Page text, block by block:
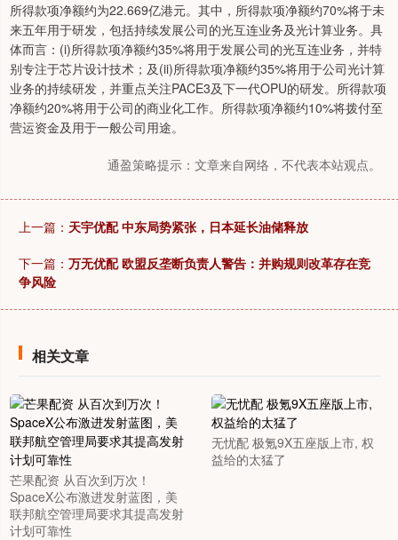
所得款项净额约为22.669亿港元。其中，所得款项净额约70%将于未
来五年用于研发，包括持续发展公司的光互连业务及光计算业务。具
体而言：(i)所得款项净额约35%将用于发展公司的光互连业务，并特
别专注于芯片设计技术；及(ii)所得款项净额约35%将用于公司光计算
业务的持续研发，并重点关注PACE3及下一代OPU的研发。所得款项
净额约20%将用于公司的商业化工作。所得款项净额约10%将拨付至
营运资金及用于一般公司用途。
通盈策略提示：文章来自网络，不代表本站观点。
上一篇： 天宇优配 中东局势紧张，日本延长油储释放
下一篇： 万无优配 欧盟反垄断负责人警告：并购规则改革存在竞
争风险
相关文章
芒果配资 从百次到万次！
SpaceX公布激进发射蓝图，美
联邦航空管理局要求其提高发射
计划可靠性
无忧配 极氪9X五座版上市, 权
益给的太猛了